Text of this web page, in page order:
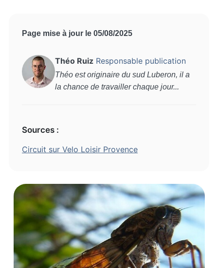
Page mise à jour le 05/08/2025
Théo Ruiz Responsable publication
Théo est originaire du sud Luberon, il a
la chance de travailler chaque jour...
Sources :
Circuit sur Velo Loisir Provence